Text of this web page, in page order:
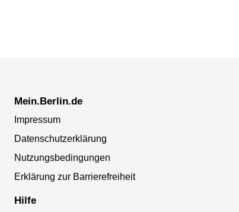
Mein.Berlin.de
Impressum
Datenschutzerklärung
Nutzungsbedingungen
Erklärung zur Barrierefreiheit
Hilfe